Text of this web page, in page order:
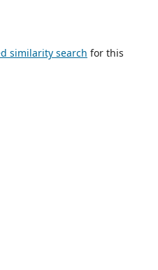
similarity search for this